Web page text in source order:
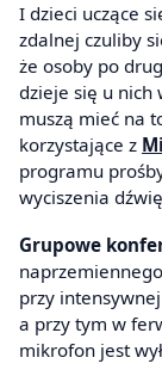
I dzieci uczące
zdalnej czuliby
że osoby po
dzieje się u nich
muszą mieć na
korzystające z
programu
wyciszenia
Grupowe
przy
a przy tym w
mikrofon jest